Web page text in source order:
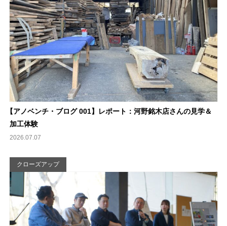
【アノベンチ・ブログ 001】レポート：河野銘木店さんの見学＆
加工体験
2026.07.07
クローズアップ